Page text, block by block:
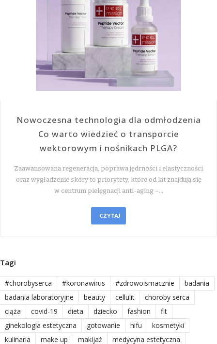
Nowoczesna technologia dla odmłodzenia
Co warto wiedzieć o transporcie
wektorowym i nośnikach PLGA?
Zaawansowana regeneracja, poprawa jędrności i elastyczności
oraz wygładzenie skóry to priorytety, które od lat znajdują się
w centrum pielęgnacji anti-aging –…
CZYTAJ
Tagi
#chorobyserca #koronawirus #zdrowoismacznie
badania
badania laboratoryjne
beauty cellulit
choroby serca
ciąża
covid-19 dieta dziecko fashion
fit
ginekologia estetyczna
gotowanie hifu
kosmetyki
kulinaria
make up makijaż medycyna estetyczna